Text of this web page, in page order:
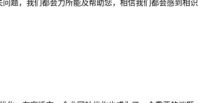
题，我们都会力所能及帮助您，相信我们都会感到相